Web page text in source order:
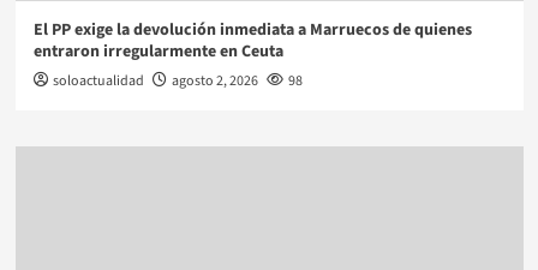
El PP exige la devolución inmediata a Marruecos de quienes
entraron irregularmente en Ceuta
soloactualidad agosto 2, 2026 98